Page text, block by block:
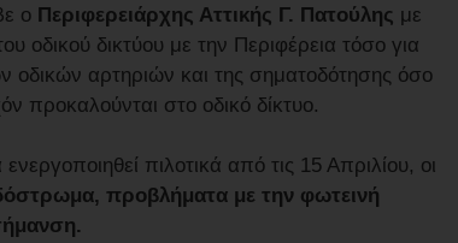
ο Περιφερειάρχης Αττικής Γ. Πατούλης με
οδικού δικτύου με την Περιφέρεια τόσο για
αρτηριών και της σηματοδότησης όσο
προκαλούνται στο οδικό δίκτυο.
πιλοτικά από τις 15 Απριλίου, οι
προβλήματα με την φωτεινή